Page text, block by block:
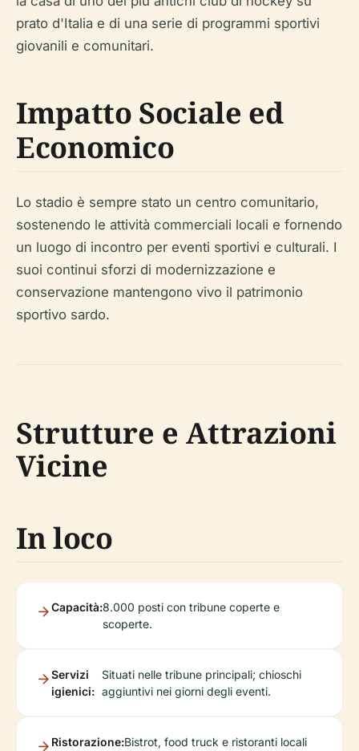
prato d'Italia e di una serie di programmi sportivi
giovanili e comunitari.
Impatto Sociale ed
Economico
Lo stadio è sempre stato un centro comunitario,
sostenendo le attività commerciali locali e fornendo
un luogo di incontro per eventi sportivi e culturali. I
suoi continui sforzi di modernizzazione e
conservazione mantengono vivo il patrimonio
sportivo sardo.
Strutture e Attrazioni
Vicine
In loco
Capacità:8.000 posti con tribune coperte e
scoperte.
Servizi
igienici:
Situati nelle tribune principali; chioschi
aggiuntivi nei giorni degli eventi.
Ristorazione:Bistrot, food truck e ristoranti locali